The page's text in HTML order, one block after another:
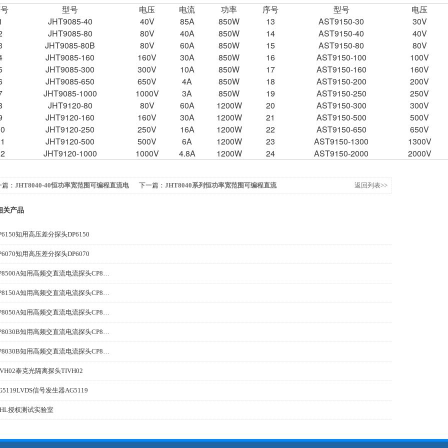
型号 电压 电流 功率 序号 型号
电压
JHT9085-40 40V 85A 850W 13 AST9150-30
30V
JHT9085-80 80V 40A 850W 14 AST9150-40
40V
JHT9085-80B 80V 60A 850W 15 AST9150-80
80V
JHT9085-160 160V 30A 850W 16 AST9150-100
100V
JHT9085-300 300V 10A 850W 17 AST9150-160
160V
JHT9085-650 650V 4A 850W 18 AST9150-200
200V
JHT9085-1000 1000V 3A 850W 19 AST9150-250
250V
JHT9120-80 80V 60A 1200W 20 AST9150-300
300V
JHT9120-160 160V 30A 1200W 21 AST9150-500
500V
JHT9120-250 250V 16A 1200W 22 AST9150-650
650V
JHT9120-500 500V 6A 1200W 23 AST9150-1300
1300V
JHT9120-1000 1000V 4.8A 1200W 24 AST9150-2000 2000V
： JHT8040-40恒功率宽范围可编程直流电 下一篇： JHT8040系列恒功率宽范围可编程直流
返回列表>>
关产品
知用高压差分探头DP6150
知用高压差分探头DP6070
CP8500A知用高频交直流电流探头CP8500A
CP8150A知用高频交直流电流探头CP8150A
CP8050A知用高频交直流电流探头CP8050A
CP8030B知用高频交直流电流探头CP8030H
CP8030B知用高频交直流电流探头CP8030B
泰克光隔离探头TIVH02
信号发生器AG5119
授权测试实验室